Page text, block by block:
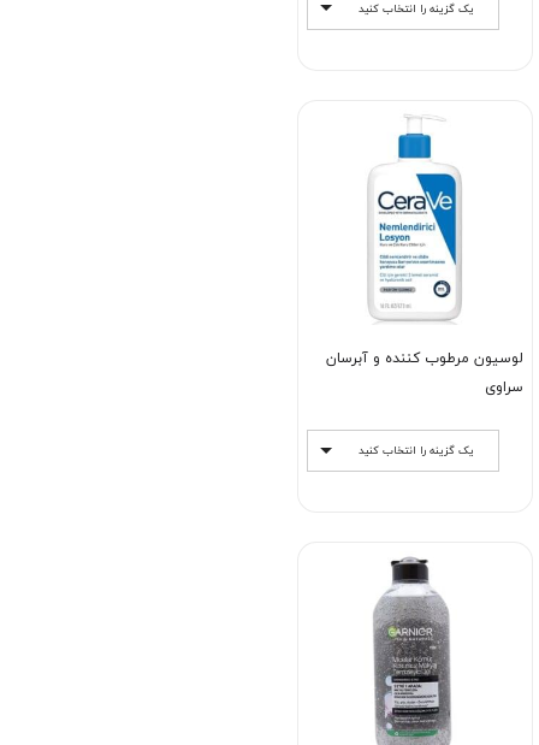
یک گزینه را انتخاب کنید
لوسیون مرطوب کننده و آبرسان
سراوی
یک گزینه را انتخاب کنید